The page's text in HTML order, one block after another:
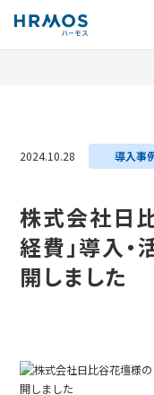
2024.10.28 導入事
株式会社日
経費」導入
開しました